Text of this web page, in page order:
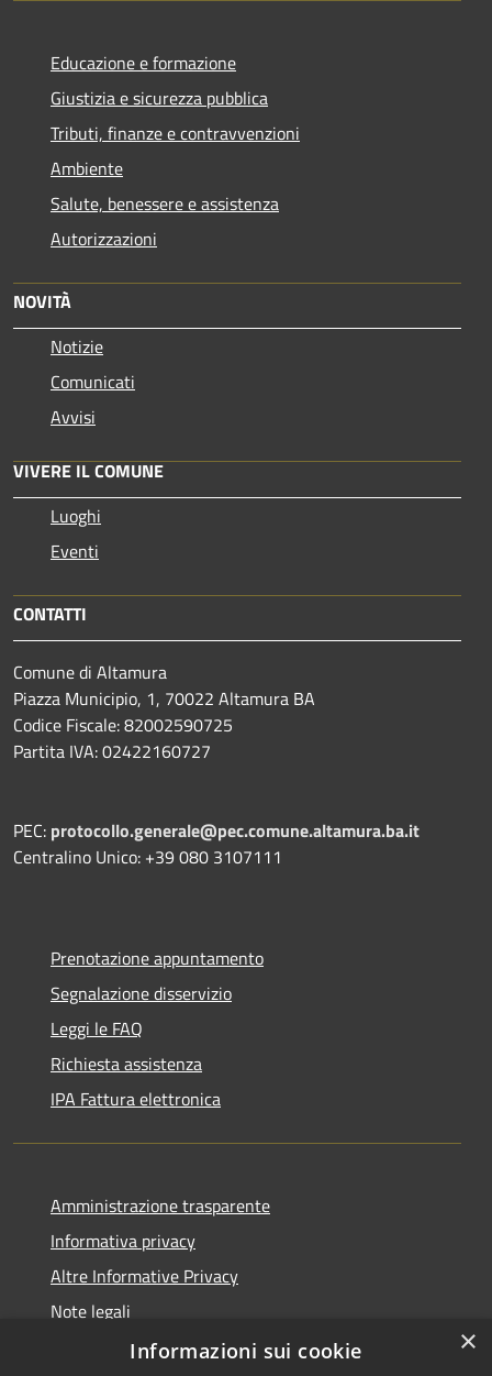
Educazione e formazione
Giustizia e sicurezza pubblica
Tributi, finanze e contravvenzioni
Ambiente
Salute, benessere e assistenza
Autorizzazioni
NOVITÀ
Notizie
Comunicati
Avvisi
VIVERE IL COMUNE
Luoghi
Eventi
CONTATTI
Comune di Altamura
Piazza Municipio, 1, 70022 Altamura BA
Codice Fiscale: 82002590725
Partita IVA: 02422160727
PEC: protocollo.generale@pec.comune.altamura.ba.it
Centralino Unico: +39 080 3107111
Prenotazione appuntamento
Segnalazione disservizio
Leggi le FAQ
Richiesta assistenza
IPA Fattura elettronica
Amministrazione trasparente
Informativa privacy
Altre Informative Privacy
Note legali
Dichiarazione di accessibilità
×
Informazioni sui cookie